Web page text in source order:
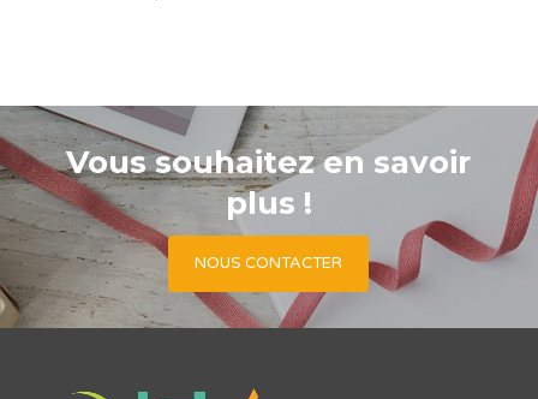
Vous souhaitez en savoir
plus !
NOUS CONTACTER